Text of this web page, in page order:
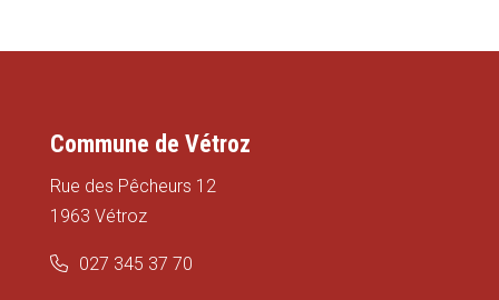
Commune de Vétroz
Rue des Pêcheurs 12
1963 Vétroz
027 345 37 70